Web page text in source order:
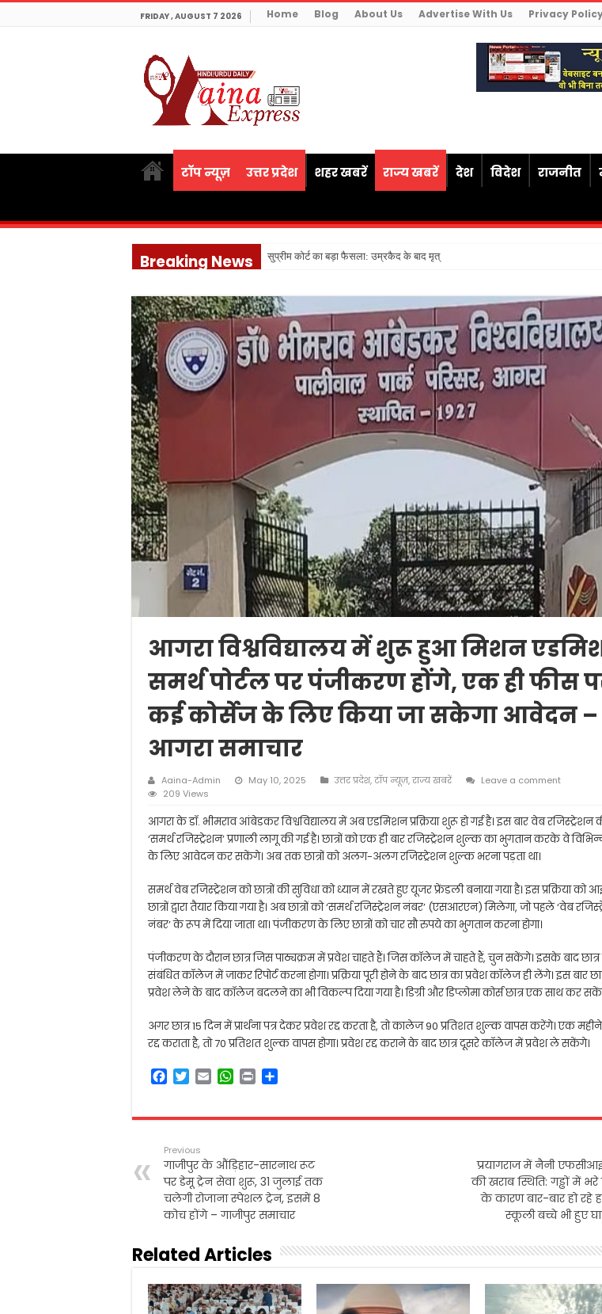
FRIDAY , AUGUST 7 2026 Home Blog About Us Advertise With Us Privacy
टॉप न्यूज़ उत्तर प्रदेश शहर खबरें राज्य खबरें देश विदेश राजनीत
Breaking News सुप्रीम कोर्ट का बड़ा फैसला: उम्रकैद के बाद मृत्यु तक जेल में रखने की सज
आगरा विश्वविद्यालय में शुरू हुआ मिशन
समर्थ पोर्टल पर पंजीकरण होंगे, एक ही फीस
कई कोर्सेज के लिए किया जा सकेगा आवेदन –
आगरा समाचार
Aaina-Admin May 10, 2025 उत्तर प्रदेश,टॉप न्यूज़,राज्य खबरें
Leave a comment
209 Views
आगरा के डॉ. भीमराव आंबेडकर विश्वविद्यालय में अब एडमिशन प्रक्रिया शुरू हो गई है। इस बार वेब रजिस्ट्रेशन
‘समर्थ रजिस्ट्रेशन’ प्रणाली लागू की गई है। छात्रों को एक ही बार रजिस्ट्रेशन शुल्क का भुगतान करके वे
के लिए आवेदन कर सकेंगे। अब तक छात्रों को अलग-अलग रजिस्ट्रेशन शुल्क भरना पड़ता था।
समर्थ वेब रजिस्ट्रेशन को छात्रों की सुविधा को ध्यान में रखते हुए यूजर फ्रेंडली बनाया गया है। इस प्रक्रिया को
छात्रों द्वारा तैयार किया गया है। अब छात्रों को ‘समर्थ रजिस्ट्रेशन नंबर’ (एसआरएन) मिलेगा, जो पहले ‘वेब
नंबर’ के रूप में दिया जाता था। पंजीकरण के लिए छात्रों को चार सौ रुपये का भुगतान करना होगा।
पंजीकरण के दौरान छात्र जिस पाठ्यक्रम में प्रवेश चाहते हैं। जिस कॉलेज में चाहते हैं, चुन सकेंगे। इसके बाद
संबंधित कॉलेज में जाकर रिपोर्ट करना होगा। प्रक्रिया पूरी होने के बाद छात्र का प्रवेश कॉलेज ही लेंगे। इस बार
प्रवेश लेने के बाद कॉलेज बदलने का भी विकल्प दिया गया है। डिग्री और डिप्लोमा कोर्स छात्र एक साथ कर
अगर छात्र 15 दिन में प्रार्थना पत्र देकर प्रवेश रद्द करता है, तो कालेज 90 प्रतिशत शुल्क वापस करेंगे। एक
रद्द कराता है, तो 70 प्रतिशत शुल्क वापस होगा। प्रवेश रद्द कराने के बाद छात्र दूसरे कॉलेज में प्रवेश ले सकेंगे।
F
e
o
o
k
T
t
e
r
E
i
W
t
A
p
p
P
n
r
Previous
गाजीपुर के औंड़िहार-सारनाथ रूट
पर डेमू ट्रेन सेवा शुरू, 31 जुलाई तक
चलेगी रोजाना स्पेशल ट्रेन, इसमें 8
कोच होंगे – गाजीपुर समाचार
प्रयागराज में नैनी
की खराब स्थिति: गड्ढों में भरे
के कारण बार-बार हो रहे
स्कूली बच्चे भी हुए
Related Articles